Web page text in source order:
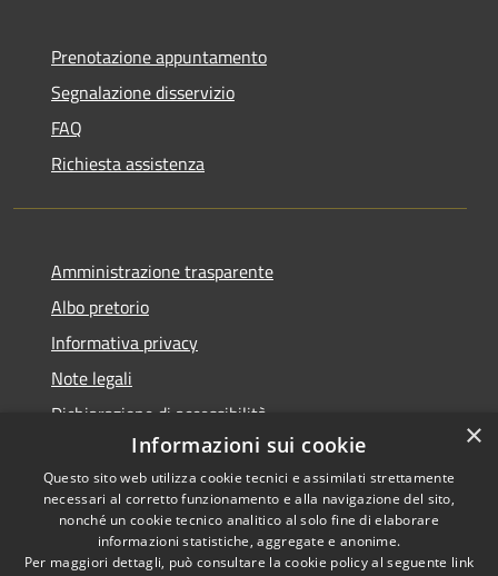
Prenotazione appuntamento
Segnalazione disservizio
FAQ
Richiesta assistenza
Amministrazione trasparente
Albo pretorio
Informativa privacy
Note legali
Dichiarazione di accessibilità
Accessibilità
Copyright ©
×
Informazioni sui cookie
Questo sito web utilizza cookie tecnici e assimilati strettamente
necessari al corretto funzionamento e alla navigazione del sito,
nonché un cookie tecnico analitico al solo fine di elaborare
informazioni statistiche, aggregate e anonime.
Per maggiori dettagli, può consultare la cookie policy al seguente link